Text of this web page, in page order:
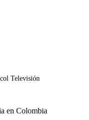
Televisión
en Colombia